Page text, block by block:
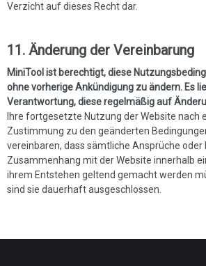
Verzicht auf dieses Recht dar.
11. Änderung der Vereinbarung
MiniTool ist berechtigt, diese
ohne vorherige Ankündigung zu ändern. Es
Verantwortung, diese regelmäßig auf
Ihre fortgesetzte Nutzung der Website nach
Zustimmung zu den geänderten
vereinbaren, dass sämtliche Ansprüche oder
Zusammenhang mit der Website innerhalb
ihrem Entstehen geltend gemacht werden
sind sie dauerhaft ausgeschlossen.